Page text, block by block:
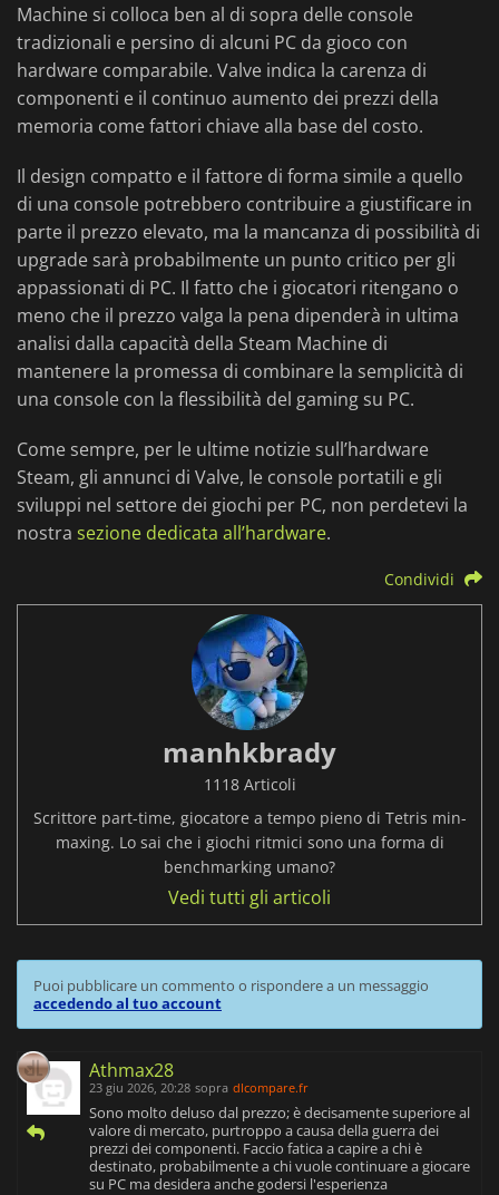
Machine si colloca ben al di sopra delle console
tradizionali e persino di alcuni PC da gioco con
hardware comparabile. Valve indica la carenza di
componenti e il continuo aumento dei prezzi della
memoria come fattori chiave alla base del costo.
Il design compatto e il fattore di forma simile a quello
di una console potrebbero contribuire a giustificare in
parte il prezzo elevato, ma la mancanza di possibilità di
upgrade sarà probabilmente un punto critico per gli
appassionati di PC. Il fatto che i giocatori ritengano o
meno che il prezzo valga la pena dipenderà in ultima
analisi dalla capacità della Steam Machine di
mantenere la promessa di combinare la semplicità di
una console con la flessibilità del gaming su PC.
Come sempre, per le ultime notizie sull’hardware
Steam, gli annunci di Valve, le console portatili e gli
sviluppi nel settore dei giochi per PC, non perdetevi la
nostra sezione dedicata all’hardware.
Condividi
manhkbrady
1118 Articoli
Scrittore part-time, giocatore a tempo pieno di Tetris min-
maxing. Lo sai che i giochi ritmici sono una forma di
benchmarking umano?
Vedi tutti gli articoli
Puoi pubblicare un commento o rispondere a un messaggio
accedendo al tuo account
Athmax28
23 giu 2026, 20:28 sopra dlcompare.fr
Sono molto deluso dal prezzo; è decisamente superiore al
valore di mercato, purtroppo a causa della guerra dei
prezzi dei componenti. Faccio fatica a capire a chi è
destinato, probabilmente a chi vuole continuare a giocare
su PC ma desidera anche godersi l'esperienza